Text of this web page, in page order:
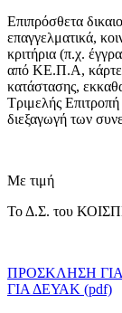
Επιπρόσθετα
επαγγελματικά,
κριτήρια (π.χ.
από ΚΕ.Π.Α, κάρτες
κατάστασης,
Τριμελής
διεξαγωγή των
Με τιμή
Το Δ.Σ. του
ΠΡΟΣΚΛΗΣΗ
ΓΙΑ ΔΕΥΑΚ (pdf)